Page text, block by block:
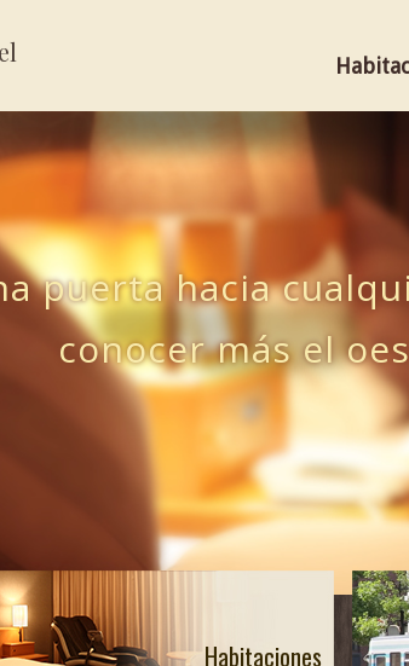
puerta hacia
conocer más el
Habitaciones